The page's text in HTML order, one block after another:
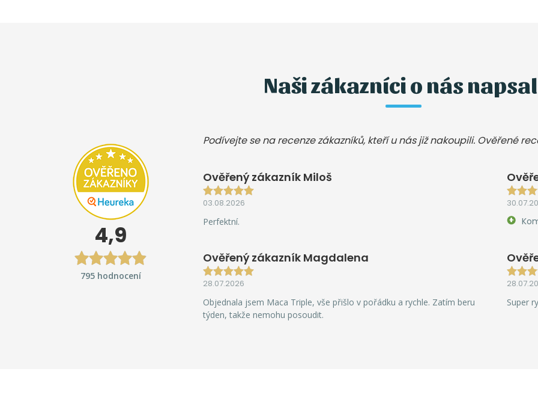
Naši zákazníci o nás
4,9
795 hodnocení
Podívejte se na recenze zákazníků, kteří u nás již nakoupili. Ověřené
Ověřený zákazník Miloš
03.08.2026
Perfektní.
Ověřený zákazník Magdalena
28.07.2026
Objednala jsem Maca Triple, vše přišlo v pořádku a rychle. Zatím beru
týden, takže nemohu posoudit.
Super